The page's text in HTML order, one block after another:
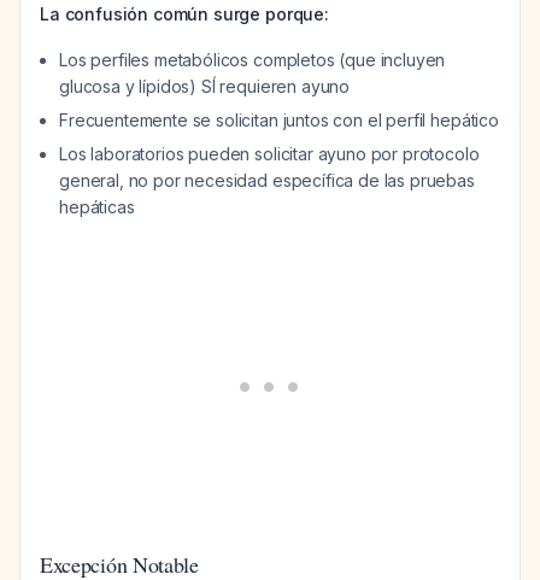
La confusión común surge porque:
Los perfiles metabólicos completos (que incluyen
glucosa y lípidos) SÍ requieren ayuno
Frecuentemente se solicitan juntos con el perfil hepático
Los laboratorios pueden solicitar ayuno por protocolo
general, no por necesidad específica de las pruebas
hepáticas
Excepción Notable